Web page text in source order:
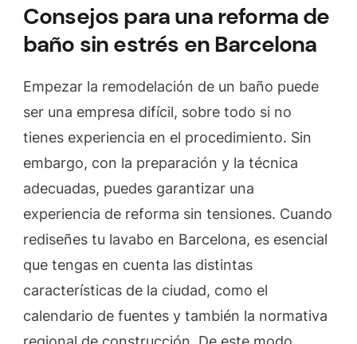
Consejos para una reforma de
baño sin estrés en Barcelona
Empezar la remodelación de un baño puede
ser una empresa difícil, sobre todo si no
tienes experiencia en el procedimiento. Sin
embargo, con la preparación y la técnica
adecuadas, puedes garantizar una
experiencia de reforma sin tensiones. Cuando
rediseñes tu lavabo en Barcelona, es esencial
que tengas en cuenta las distintas
características de la ciudad, como el
calendario de fuentes y también la normativa